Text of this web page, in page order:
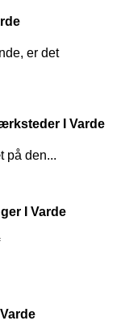
er det
I Varde
på den...
I Varde